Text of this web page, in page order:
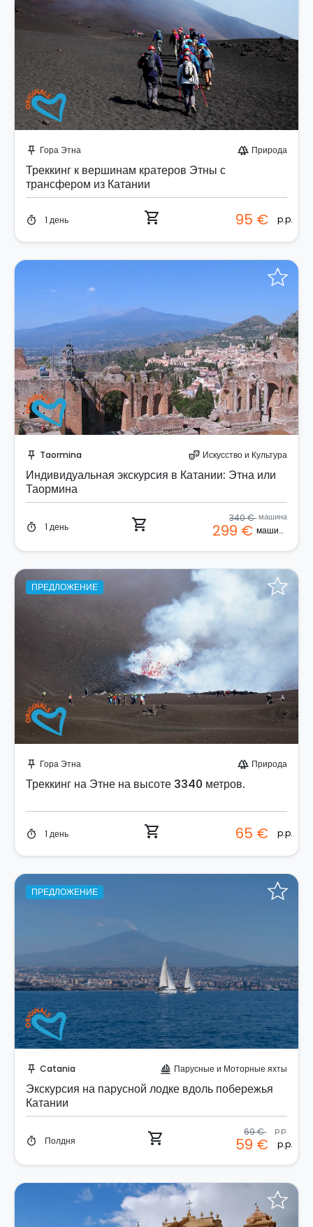
push_pin Гора Этна forest Природа
Треккинг к вершинам кратеров Этны с
трансфером из Катании
timer 1 день shopping_cart 95 € p.p.
push_pin Taormina theater_comedy Искусство и Культура
Индивидуальная экскурсия в Катании: Этна или
Таормина
timer 1 день shopping_cart 340 €машина
299 € машина
ПРЕДЛОЖЕНИЕ
push_pin Гора Этна forest Природа
Треккинг на Этне на высоте 3340 метров.
timer 1 день shopping_cart 65 € p.p.
ПРЕДЛОЖЕНИЕ
push_pin Catania sailing Парусные и Моторные яхты
Экскурсия на парусной лодке вдоль побережья
Катании
timer Полдня shopping_cart 69 € p.p.
59 € p.p.